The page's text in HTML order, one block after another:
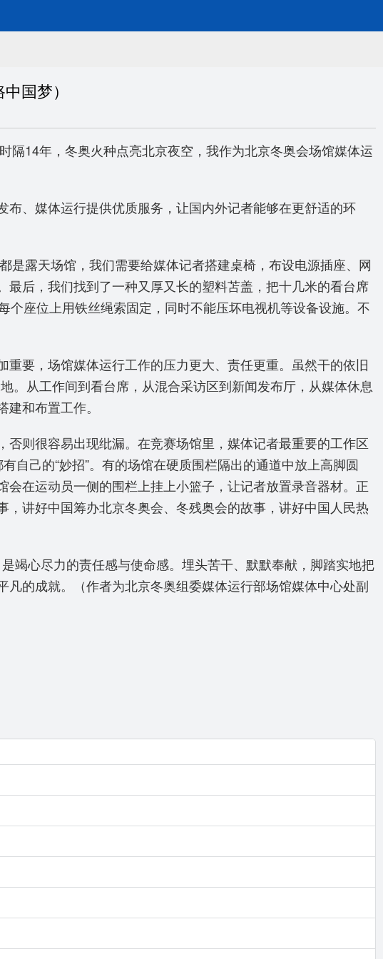
国梦）
14年，冬奥火种点亮北京夜空，我作为北京冬奥会场馆媒体运
、媒体运行提供优质服务，让国内外记者能够在更舒适的环
露天场馆，我们需要给媒体记者搭建桌椅，布设电源插座、网
后，我们找到了一种又厚又长的塑料苫盖，把十几米的看台席
座位上用铁丝绳索固定，同时不能压坏电视机等设备设施。不
要，场馆媒体运行工作的压力更大、责任更重。虽然干的依旧
。从工作间到看台席，从混合采访区到新闻发布厅，从媒体休息
和布置工作。
则很容易出现纰漏。在竞赛场馆里，媒体记者最重要的工作区
自己的“妙招”。有的场馆在硬质围栏隔出的通道中放上高脚圆
在运动员一侧的围栏上挂上小篮子，让记者放置录音器材。正
讲好中国筹办北京冬奥会、冬残奥会的故事，讲好中国人民热
竭心尽力的责任感与使命感。埋头苦干、默默奉献，脚踏实地把
的成就。
（作者为北京冬奥组委媒体运行部场馆媒体中心处副